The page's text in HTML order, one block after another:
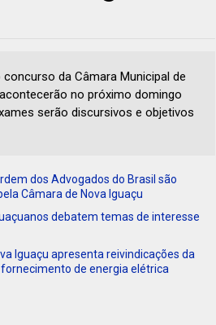
da Câmara Municipal de
no próximo domingo
serão discursivos e objetivos
dos Advogados do Brasil são
Câmara de Nova Iguaçu
debatem temas de interesse
Iguaçu apresenta reivindicações da
de energia elétrica